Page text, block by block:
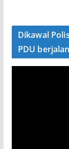
Dikawal
PDU